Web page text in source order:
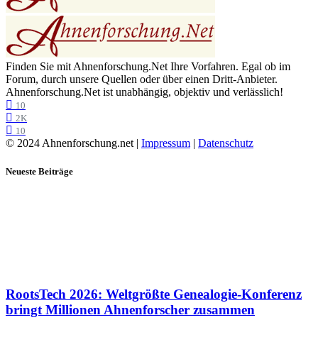
Finden Sie mit Ahnenforschung.Net Ihre Vorfahren. Egal ob im
Forum, durch unsere Quellen oder über einen Dritt-Anbieter.
Ahnenforschung.Net ist unabhängig, objektiv und verlässlich!
10
2K
10
© 2024 Ahnenforschung.net | Impressum | Datenschutz
Neueste Beiträge
RootsTech 2026: Weltgrößte Genealogie-Konferenz
bringt Millionen Ahnenforscher zusammen